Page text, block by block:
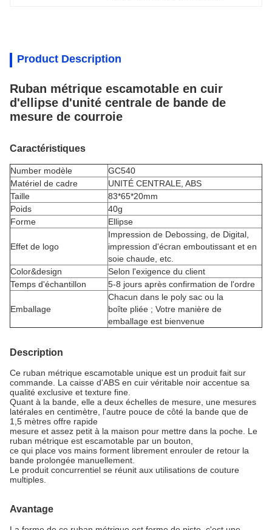
Product Description
Ruban métrique escamotable en cuir
d'ellipse d'unité centrale de bande de
mesure de courroie
Caractéristiques
Number modèle
GC540
Matériel de cadre
UNITÉ CENTRALE, ABS
Taille
83*65*20mm
Poids
40g
Forme
Ellipse
Effet de logo
Impression de Debossing, de Digital,
impression d'écran emboutissant et en
soie chaude, etc.
Color&design
Selon l'exigence du client
Temps d'échantillon
5-8 jours après confirmation de l'ordre
Emballage
Chacun dans le poly sac ou la
boîte pliée ; Votre manière de
emballage est bienvenue
Description
Ce ruban métrique escamotable unique est un produit fait sur
commande. La caisse d'ABS en cuir véritable noir accentue sa
qualité exclusive et texture fine.
Quant à la bande, elle a deux échelles de mesure, une mesures
latérales en centimètre, l'autre pouce de côté la bande que de
1,5 mètres offre rapide
mesure et assez petit à la maison pour mettre dans la poche. Le
ruban métrique est escamotable par un bouton,
ce qui place vos mains forment librement enrouler de retour la
bande prolongée manuellement.
Le produit concurrentiel se réunit aux utilisations de couture
multiples.
Avantage